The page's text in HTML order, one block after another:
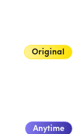
Original
Anytime